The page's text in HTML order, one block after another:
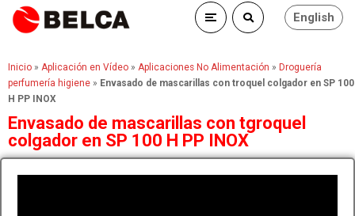
English
Inicio » Aplicación en Vídeo » Aplicaciones No Alimentación » Droguería
perfumería higiene » Envasado de mascarillas con troquel colgador en SP 100
H PP INOX
Envasado de mascarillas con tgroquel
colgador en SP 100 H PP INOX